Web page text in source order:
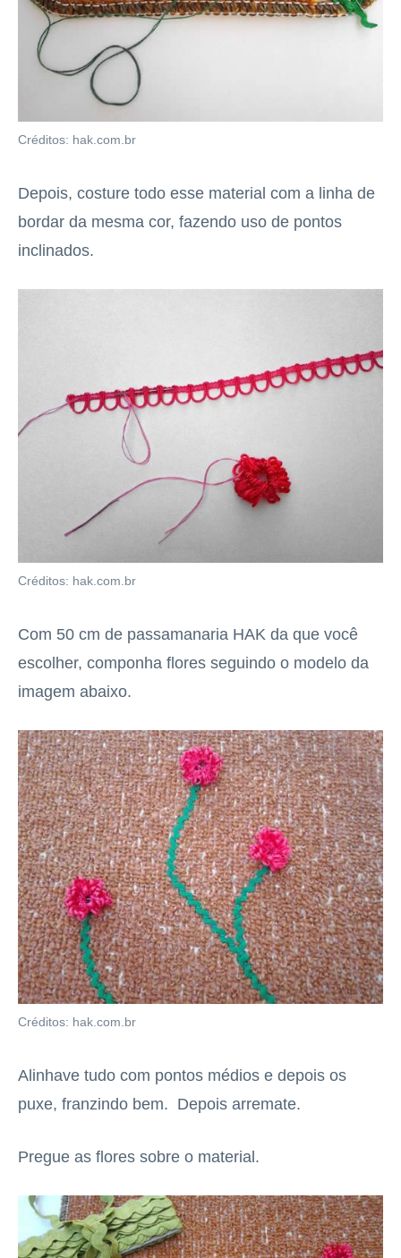
Créditos: hak.com.br
Depois, costure todo esse material com a linha de
bordar da mesma cor, fazendo uso de pontos
inclinados.
Créditos: hak.com.br
Com 50 cm de passamanaria HAK da que você
escolher, componha flores seguindo o modelo da
imagem abaixo.
Créditos: hak.com.br
Alinhave tudo com pontos médios e depois os
puxe, franzindo bem. Depois arremate.
Pregue as flores sobre o material.